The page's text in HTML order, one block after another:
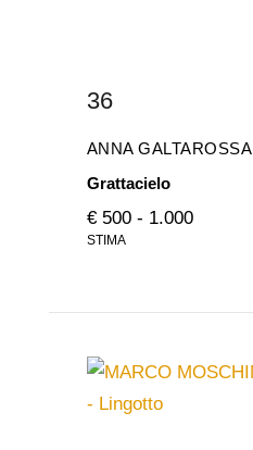
36
ANNA GALTAROSSA
Grattacielo
€ 500 - 1.000
STIMA